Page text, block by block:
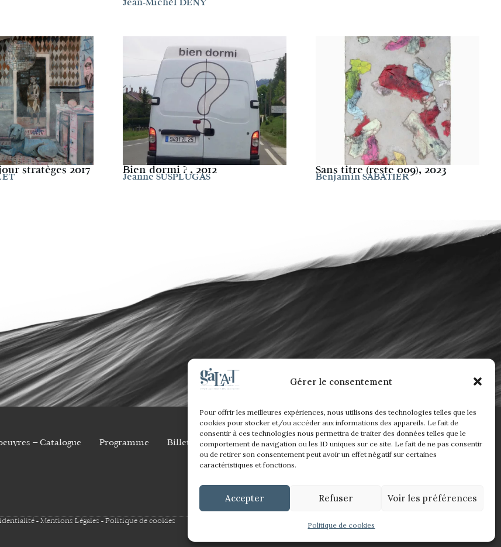
Gérer le consentement
Pour offrir les meilleures expériences, nous utilisons des technologies telles que les
cookies pour stocker et/ou accéder aux informations des appareils. Le fait de
consentir à ces technologies nous permettra de traiter des données telles que le
comportement de navigation ou les ID uniques sur ce site. Le fait de ne pas consentir
ou de retirer son consentement peut avoir un effet négatif sur certaines
caractéristiques et fonctions.
Accepter Refuser Voir les préférences
Politique de cookies
stratèges 2017 Bien dormi ? , 2012
Jeanne SUSPLUGAS
Sans titre (reste 009), 2023
Benjamin SABATIER
– Catalogue Programme Billetterie Contact
04 76 76 63 99
Voir le catalogue
-Mentions Légales -Politique de cookies